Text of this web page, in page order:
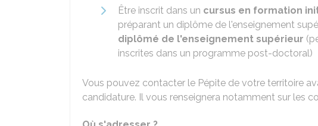
Être inscrit dans un cursus en formation
préparant un diplôme de l'enseignement
diplômé de l'enseignement supérieur
inscrites dans un programme post-doctoral)
Vous pouvez contacter le Pépite de votre territoire
candidature. Il vous renseignera notamment sur les